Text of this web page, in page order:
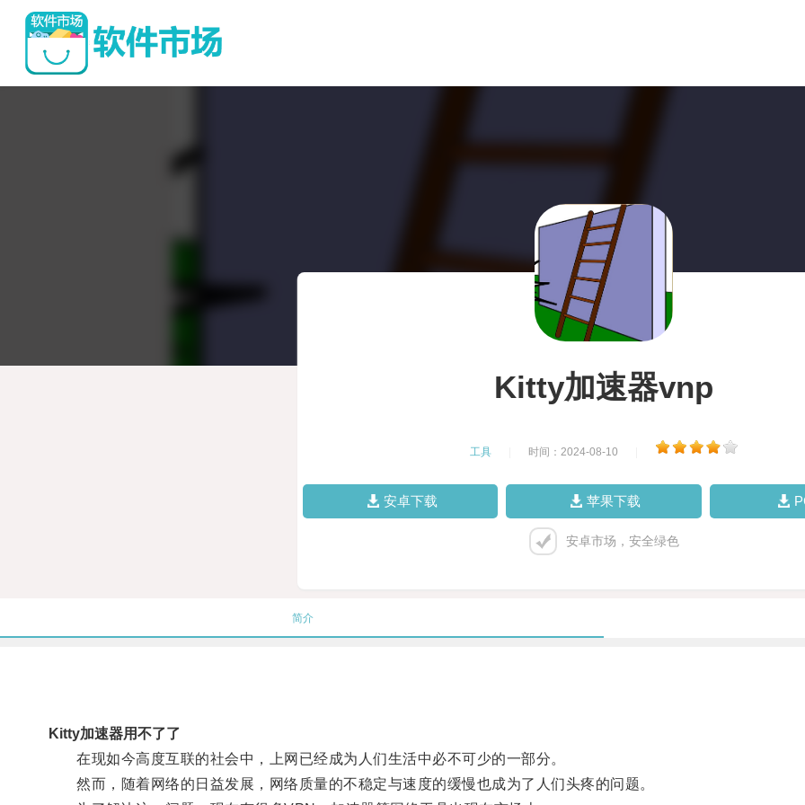
Kitty加速器vnp
工具 时间：2024-08-10
安卓下载 苹果下载
安卓市场，安全绿色
简介
Kitty加速器用不了了
在现如今高度互联的社会中，上网已经成为人们生活中必不可少的一部分。
然而，随着网络的日益发展，网络质量的不稳定与速度的缓慢也成为了人们头疼的问题。